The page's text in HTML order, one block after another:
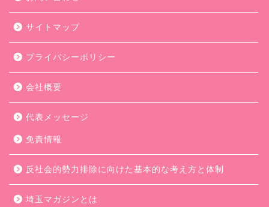
サイトマップ
プライバシーポリシー
会社概要
代表メッセージ
免責情報
反社会的勢力排除に向けた基本的な考え方と体制
埼玉マガジンとは